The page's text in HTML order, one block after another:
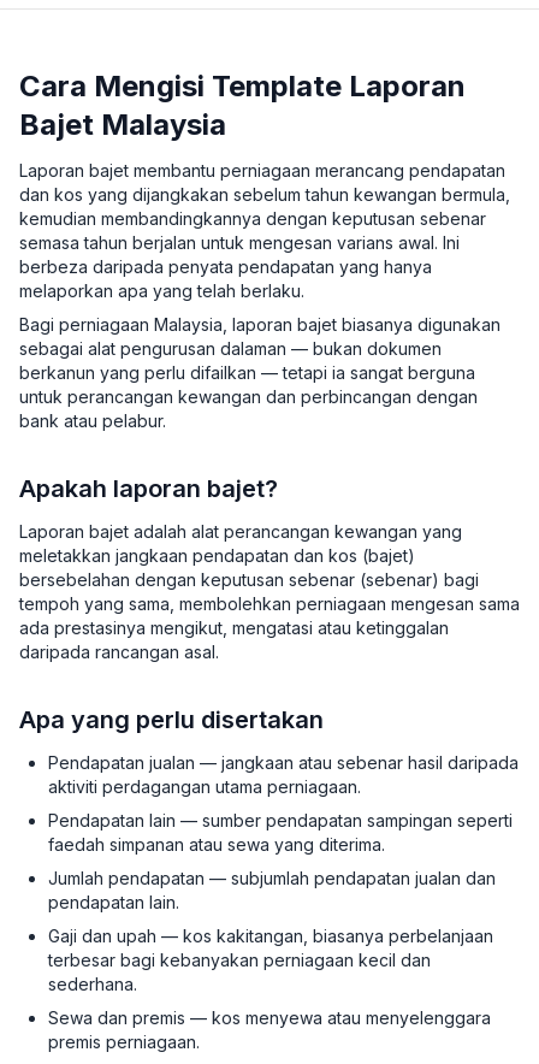
Cara Mengisi Template Laporan
Bajet Malaysia
Laporan bajet membantu perniagaan merancang pendapatan
dan kos yang dijangkakan sebelum tahun kewangan bermula,
kemudian membandingkannya dengan keputusan sebenar
semasa tahun berjalan untuk mengesan varians awal. Ini
berbeza daripada penyata pendapatan yang hanya
melaporkan apa yang telah berlaku.
Bagi perniagaan Malaysia, laporan bajet biasanya digunakan
sebagai alat pengurusan dalaman — bukan dokumen
berkanun yang perlu difailkan — tetapi ia sangat berguna
untuk perancangan kewangan dan perbincangan dengan
bank atau pelabur.
Apakah laporan bajet?
Laporan bajet adalah alat perancangan kewangan yang
meletakkan jangkaan pendapatan dan kos (bajet)
bersebelahan dengan keputusan sebenar (sebenar) bagi
tempoh yang sama, membolehkan perniagaan mengesan sama
ada prestasinya mengikut, mengatasi atau ketinggalan
daripada rancangan asal.
Apa yang perlu disertakan
Pendapatan jualan — jangkaan atau sebenar hasil daripada
aktiviti perdagangan utama perniagaan.
Pendapatan lain — sumber pendapatan sampingan seperti
faedah simpanan atau sewa yang diterima.
Jumlah pendapatan — subjumlah pendapatan jualan dan
pendapatan lain.
Gaji dan upah — kos kakitangan, biasanya perbelanjaan
terbesar bagi kebanyakan perniagaan kecil dan
sederhana.
Sewa dan premis — kos menyewa atau menyelenggara
premis perniagaan.